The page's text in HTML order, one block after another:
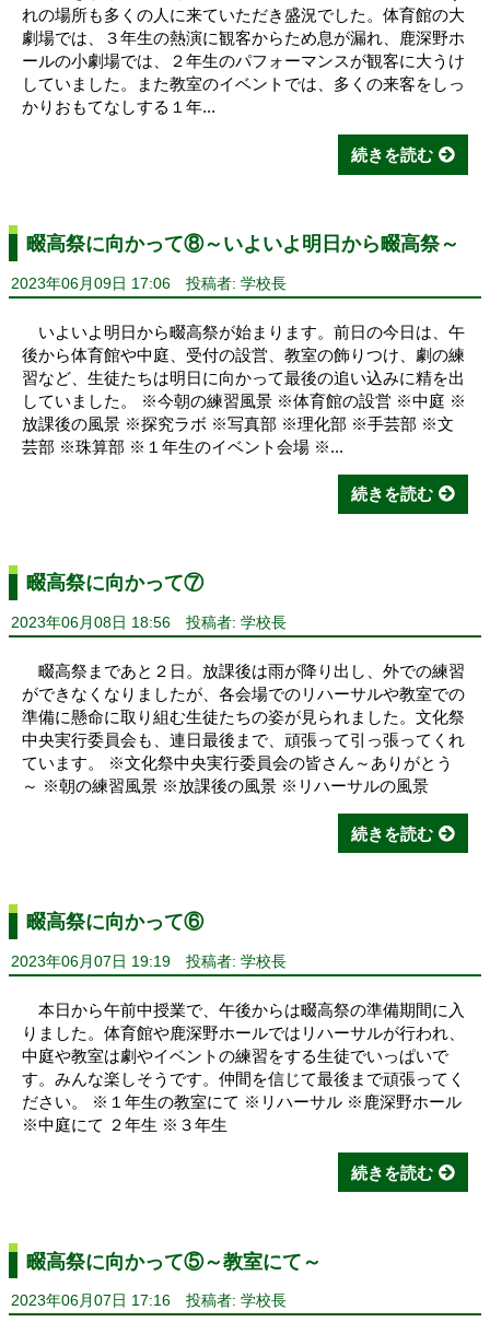
れの場所も多くの人に来ていただき盛況でした。体育館の大
劇場では、３年生の熱演に観客からため息が漏れ、鹿深野ホ
ールの小劇場では、２年生のパフォーマンスが観客に大うけ
していました。また教室のイベントでは、多くの来客をしっ
かりおもてなしする１年...
続きを読む
畷高祭に向かって⑧～いよいよ明日から畷高祭～
2023年06月09日 17:06 投稿者: 学校長
いよいよ明日から畷高祭が始まります。前日の今日は、午
後から体育館や中庭、受付の設営、教室の飾りつけ、劇の練
習など、生徒たちは明日に向かって最後の追い込みに精を出
していました。 ※今朝の練習風景 ※体育館の設営 ※中庭 ※
放課後の風景 ※探究ラボ ※写真部 ※理化部 ※手芸部 ※文
芸部 ※珠算部 ※１年生のイベント会場 ※...
続きを読む
畷高祭に向かって⑦
2023年06月08日 18:56 投稿者: 学校長
畷高祭まであと２日。放課後は雨が降り出し、外での練習
ができなくなりましたが、各会場でのリハーサルや教室での
準備に懸命に取り組む生徒たちの姿が見られました。文化祭
中央実行委員会も、連日最後まで、頑張って引っ張ってくれ
ています。 ※文化祭中央実行委員会の皆さん～ありがとう
～ ※朝の練習風景 ※放課後の風景 ※リハーサルの風景
続きを読む
畷高祭に向かって⑥
2023年06月07日 19:19 投稿者: 学校長
本日から午前中授業で、午後からは畷高祭の準備期間に入
りました。体育館や鹿深野ホールではリハーサルが行われ、
中庭や教室は劇やイベントの練習をする生徒でいっぱいで
す。みんな楽しそうです。仲間を信じて最後まで頑張ってく
ださい。 ※１年生の教室にて ※リハーサル ※鹿深野ホール
※中庭にて ２年生 ※３年生
続きを読む
畷高祭に向かって⑤～教室にて～
2023年06月07日 17:16 投稿者: 学校長